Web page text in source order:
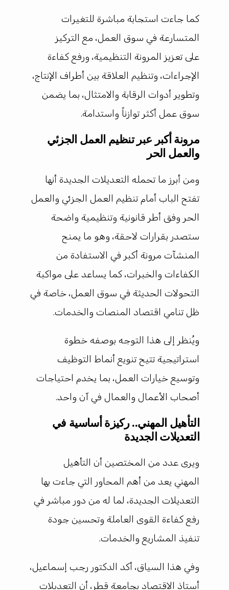
كما جاءت استجابة مباشرة للتغيرات
المتسارعة في سوق العمل، مع التركيز
على تعزيز المرونة التنظيمية، ورفع كفاءة
الإجراءات، وتنظيم العلاقة بين أطراف الإنتاج،
وتطوير أدوات الرقابة والامتثال، بما يضمن
سوق عمل أكثر توازناً واستدامة.
مرونة أكبر عبر تنظيم العمل الجزئي
والعمل الحر
ومن أبرز ما تحمله التعديلات الجديدة أنها
تفتح الباب أمام تنظيم العمل الجزئي والعمل
الحر وفق أطر قانونية وتنظيمية واضحة
ستصدر بقرارات لاحقة، وهو ما يمنح
المنشآت مرونة أكبر في الاستفادة من
الكفاءات والخبرات، كما يساعد على مواكبة
التحولات الحديثة في سوق العمل، خاصة في
ظل تنامي اقتصاد المنصات والخدمات.
ويُنظر إلى هذا التوجه بوصفه خطوة
استراتيجية تتيح تنويع أنماط التوظيف
وتوسيع خيارات العمل، بما يخدم احتياجات
أصحاب الأعمال والعمال في آن واحد.
التأهيل المهني.. ركيزة أساسية في
التعديلات الجديدة
ويرى عدد من المختصين أن التأهيل
المهني يعد من أهم المحاور التي جاءت بها
التعديلات الجديدة، لما له من دور مباشر في
رفع كفاءة القوى العاملة وتحسين جودة
تنفيذ المشاريع والخدمات.
وفي هذا السياق، أكد الدكتور رجب إسماعيل،
أستاذ الاقتصاد بجامعة قطر، أن التعديلات